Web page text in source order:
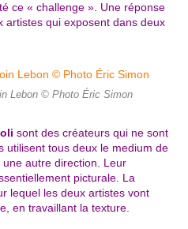
ce « challenge ». Une réponse
artistes qui exposent dans deux
Lebon © Photo Éric Simon
sont des créateurs qui ne sont
utilisent tous deux le medium de
autre direction. Leur
picturale. La
lequel les deux artistes vont
en travaillant la texture.